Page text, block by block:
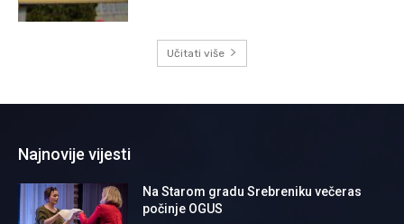
Učitati više
Najnovije vijesti
Na Starom gradu Srebreniku večeras
počinje OGUS